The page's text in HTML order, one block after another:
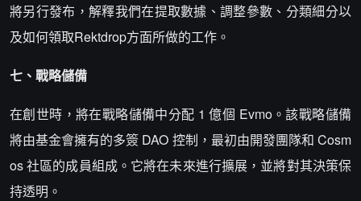
將另行發布，解釋我們在提取數據、調整參數、分類細分以
及如何領取Rektdrop方面所做的工作。
七、戰略儲備
在創世時，將在戰略儲備中分配 1 億個 Evmo。該戰略儲備
將由基金會擁有的多簽 DAO 控制，最初由開發團隊和 Cosm
os 社區的成員組成。它將在未來進行擴展，並將對其決策保
持透明。